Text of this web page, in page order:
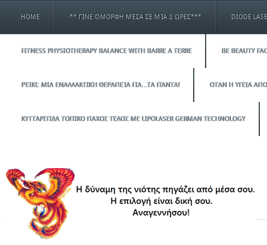
HOME ** ΓΊΝΕ ΌΜΟΡΦΗ ΜΈΣΑ ΣΕ ΜΊΑ 2 ΏΡΕΣ*** DIODE
FITNESS PHYSIOTHERAPY BALANCE WITH BARRE A TERRE BE BEAUTY
ΡΈΙΚΙ: ΜΙΑ ΕΝΑΛΛΑΚΤΙΚΉ ΘΕΡΑΠΕΊΑ ΓΙΑ…ΤΑ ΠΆΝΤΑ! ΟΤΑΝ Η ΥΓΕΙΑ
ΚΥΤΤΑΡΙΤΙΔΑ ΤΟΠΙΚΟ ΠΑΧΟΣ ΤΕΛΟΣ ΜΕ LIPOLASER GERMAN TECHNOLOGY